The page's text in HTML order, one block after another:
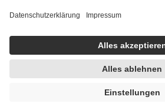
getroffen, um sicherzustellen, dass es sich
https://help.etrusted.com/hc/de/articles/
Einige Bilder und Inhalte wurden unter